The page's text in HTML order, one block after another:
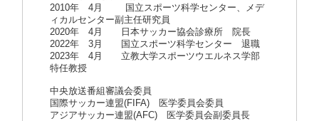
2010年 4月 国立スポーツ科学センター、メデ
ィカルセンター副主任研究員
2020年 4月 日本サッカー協会診療所 院長
2022年 3月 国立スポーツ科学センター 退職
2023年 4月 立教大学スポーツウエルネス学部
特任教授
中央放送番組審議会委員
国際サッカー連盟(FIFA) 医学委員会委員
アジアサッカー連盟(AFC) 医学委員会副委員長